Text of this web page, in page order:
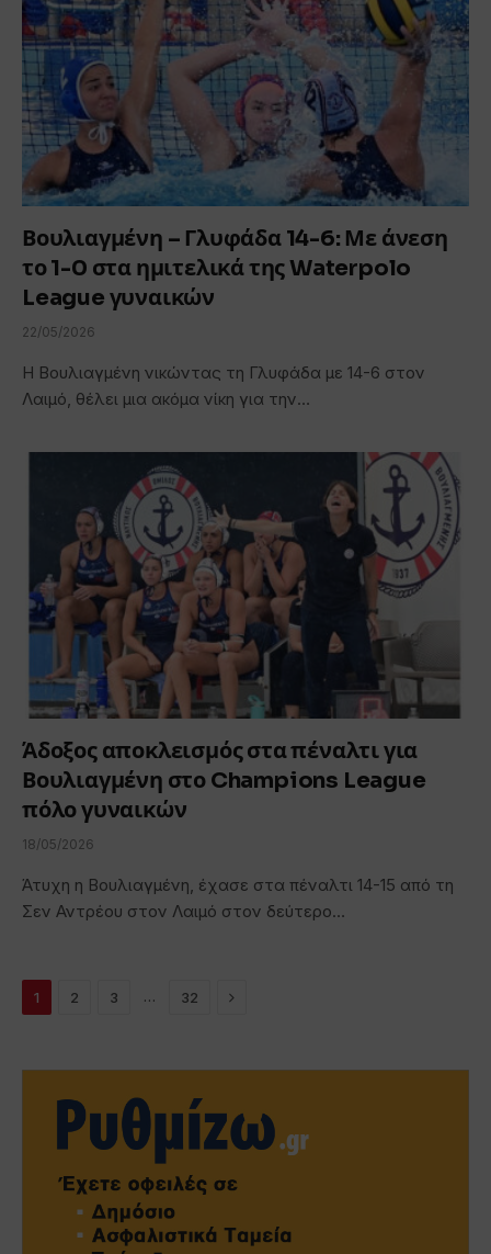
Βουλιαγμένη – Γλυφάδα 14-6: Με άνεση
το 1-0 στα ημιτελικά της Waterpolo
League γυναικών
22/05/2026
Η Βουλιαγμένη νικώντας τη Γλυφάδα με 14-6 στον
Λαιμό, θέλει μια ακόμα νίκη για την…
Άδοξος αποκλεισμός στα πέναλτι για
Βουλιαγμένη στο Champions League
πόλο γυναικών
18/05/2026
Άτυχη η Βουλιαγμένη, έχασε στα πέναλτι 14-15 από τη
Σεν Αντρέου στον Λαιμό στον δεύτερο…
1 2 3 … 32 Next